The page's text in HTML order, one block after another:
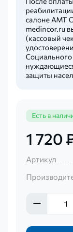
салоне AMT
medincor.ru
(кассовый
защиты
Есть в
1 720
Артикул